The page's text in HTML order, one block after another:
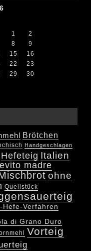
1
2
8
9
15
16
22
23
29
30
Brötchen
Handgeschlagen
Hefeteig Italien
madre
ohne
Quellstück
Hefe-Verfahren
di Grano Duro
Vorteig